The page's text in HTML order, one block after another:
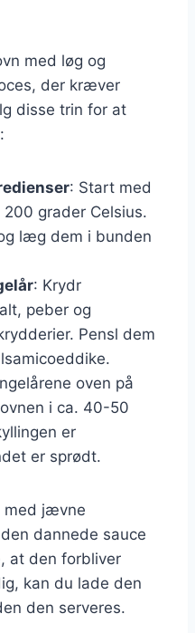
med løg og
der kræver
disse trin for at
: Start med
grader Celsius.
læg dem i bunden
: Krydr
peber og
Pensl dem
oven på
i ca. 40-50
er
er sprødt.
med jævne
dannede sauce
at den forbliver
kan du lade den
den serveres.